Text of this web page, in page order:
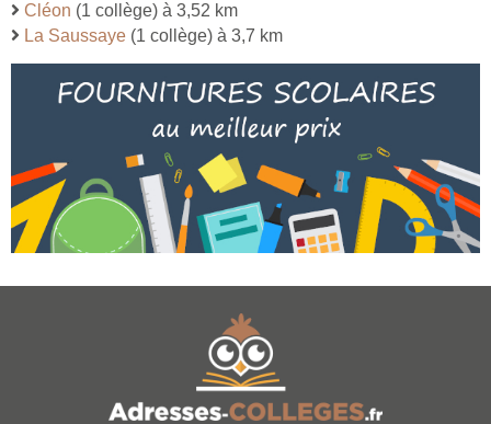
Cléon (1 collège) à 3,52 km
La Saussaye (1 collège) à 3,7 km